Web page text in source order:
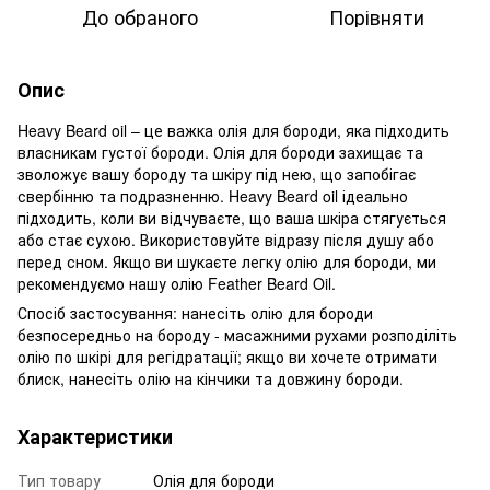
До обраного Порівняти
Опис
Heavy Beard oil – це важка олія для бороди, яка підходить
власникам густої бороди. Олія для бороди захищає та
зволожує вашу бороду та шкіру під нею, що запобігає
свербінню та подразненню. Heavy Beard oil ідеально
підходить, коли ви відчуваєте, що ваша шкіра стягується
або стає сухою. Використовуйте відразу після душу або
перед сном. Якщо ви шукаєте легку олію для бороди, ми
рекомендуємо нашу олію Feather Beard Oil.
Спосіб застосування: нанесіть олію для бороди
безпосередньо на бороду - масажними рухами розподіліть
олію по шкірі для регідратації; якщо ви хочете отримати
блиск, нанесіть олію на кінчики та довжину бороди.
Характеристики
Тип товару Олія для бороди